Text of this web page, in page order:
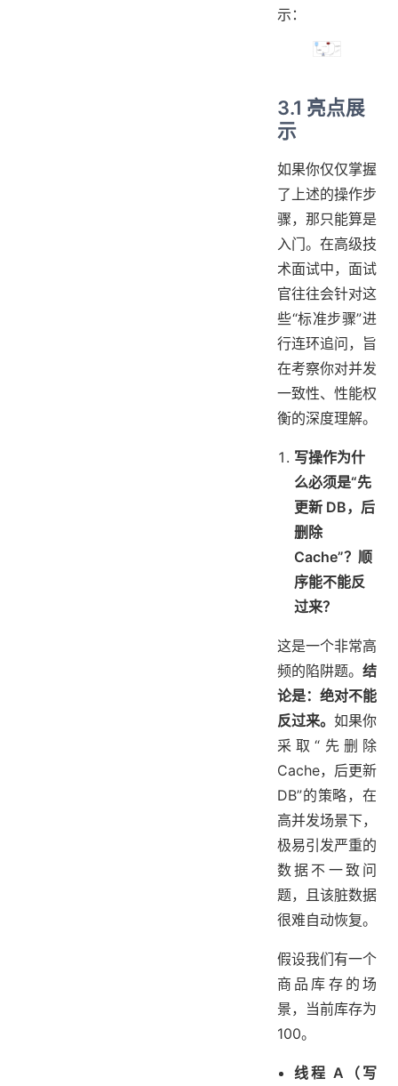
示：
3.1 亮点展
示
如果你仅仅掌握
了上述的操作步
骤，那只能算是
入门。在高级技
术面试中，面试
官往往会针对这
些“标准步骤”进
行连环追问，旨
在考察你对并发
一致性、性能权
衡的深度理解。
写操作为什
么必须是“先
更新 DB，后
删除
Cache”？顺
序能不能反
过来？
这是一个非常高
频的陷阱题。 结
论是：绝对不能
反过来。 如果你
采取“先删除
Cache，后更新
DB”的策略，在
高并发场景下，
极易引发严重的
数据不一致问
题，且该脏数据
很难自动恢复。
假设我们有一个
商品库存的场
景，当前库存为
100。
线程 A（写